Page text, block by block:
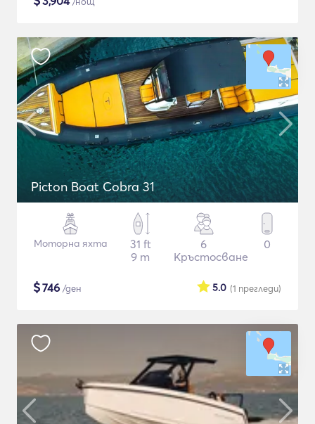
Picton Boat Cobra 31
Моторна яхта
31 ft
9 m
6
Кръстосване
0
$746 /ден (1 прегледи)
5.0